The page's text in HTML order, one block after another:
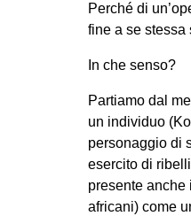
Perché di
fine a se stessa
In che senso?
Partiamo dal
un individuo
personaggio di
esercito di
presente anche
africani) come